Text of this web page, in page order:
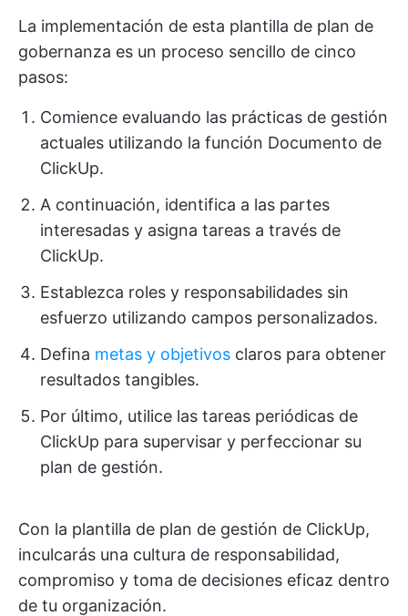
La implementación de esta plantilla de plan de
gobernanza es un proceso sencillo de cinco
pasos:
Comience evaluando las prácticas de gestión
actuales utilizando la función Documento de
ClickUp.
A continuación, identifica a las partes
interesadas y asigna tareas a través de
ClickUp.
Establezca roles y responsabilidades sin
esfuerzo utilizando campos personalizados.
Defina metas y objetivos claros para obtener
resultados tangibles.
Por último, utilice las tareas periódicas de
ClickUp para supervisar y perfeccionar su
plan de gestión.
Con la plantilla de plan de gestión de ClickUp,
inculcarás una cultura de responsabilidad,
compromiso y toma de decisiones eficaz dentro
de tu organización.